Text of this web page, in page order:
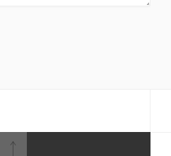
electrónico y sitio web en